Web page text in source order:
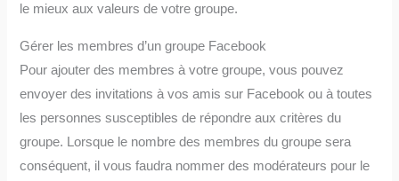
le mieux aux valeurs de votre groupe.
Gérer les membres d’un groupe Facebook
Pour ajouter des membres à votre groupe, vous pouvez
envoyer des invitations à vos amis sur Facebook ou à toutes
les personnes susceptibles de répondre aux critères du
groupe. Lorsque le nombre des membres du groupe sera
conséquent, il vous faudra nommer des modérateurs pour le